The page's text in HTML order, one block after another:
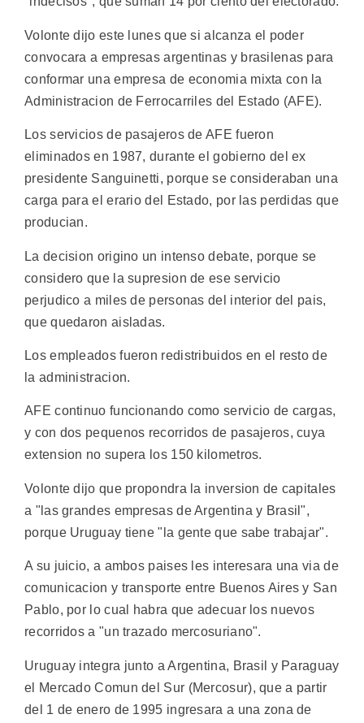
Volonte dijo este lunes que si alcanza el poder
convocara a empresas argentinas y brasilenas para
conformar una empresa de economia mixta con la
Administracion de Ferrocarriles del Estado (AFE).
Los servicios de pasajeros de AFE fueron
eliminados en 1987, durante el gobierno del ex
presidente Sanguinetti, porque se consideraban una
carga para el erario del Estado, por las perdidas que
producian.
La decision origino un intenso debate, porque se
considero que la supresion de ese servicio
perjudico a miles de personas del interior del pais,
que quedaron aisladas.
Los empleados fueron redistribuidos en el resto de
la administracion.
AFE continuo funcionando como servicio de cargas,
y con dos pequenos recorridos de pasajeros, cuya
extension no supera los 150 kilometros.
Volonte dijo que propondra la inversion de capitales
a "las grandes empresas de Argentina y Brasil",
porque Uruguay tiene "la gente que sabe trabajar".
A su juicio, a ambos paises les interesara una via de
comunicacion y transporte entre Buenos Aires y San
Pablo, por lo cual habra que adecuar los nuevos
recorridos a "un trazado mercosuriano".
Uruguay integra junto a Argentina, Brasil y Paraguay
el Mercado Comun del Sur (Mercosur), que a partir
del 1 de enero de 1995 ingresara a una zona de